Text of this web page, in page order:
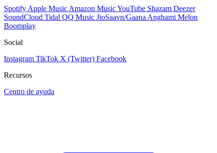
Spotify Apple Music Amazon MusicYouTube Shazam Deezer
SoundCloud Tidal QQ Music JioSaavn/Gaana Anghami Melon
Boomplay
Social
Instagram TikTok X (Twitter) Facebook
Recursos
Centro de ayuda